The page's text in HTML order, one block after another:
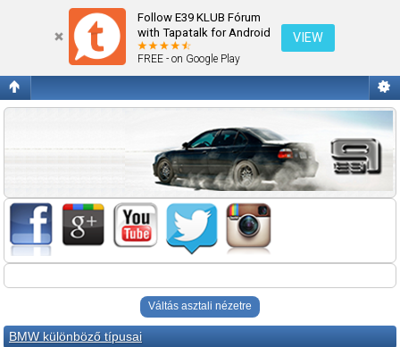
Follow E39 KLUB Fórum
with Tapatalk for Android
FREE - on Google Play
VIEW
Fórum kezdőlap megtekintése
Váltás asztali nézetre
BMW különböző típusai